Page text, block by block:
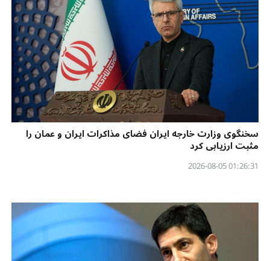
سخنگوی وزارت خارجه ایران فضای مذاکرات ایران و عمان را
مثبت ارزیابی کرد
01:26:31 2026-08-05